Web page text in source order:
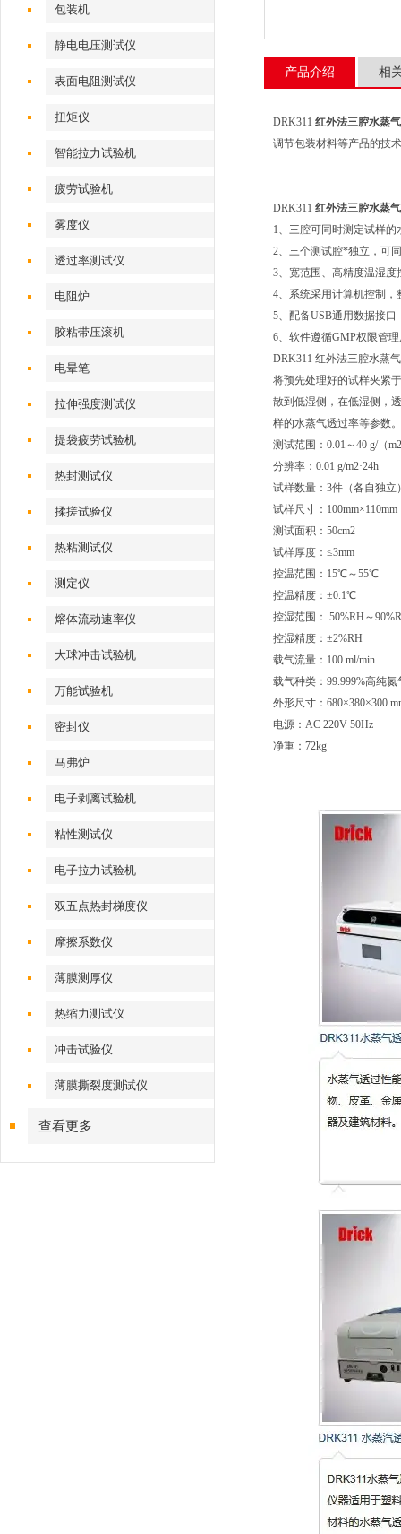
包装机
静电电压测试仪
表面电阻测试仪
扭矩仪
智能拉力试验机
疲劳试验机
雾度仪
透过率测试仪
电阻炉
胶粘带压滚机
电晕笔
拉伸强度测试仪
提袋疲劳试验机
热封测试仪
揉搓试验仪
热粘测试仪
测定仪
熔体流动速率仪
大球冲击试验机
万能试验机
密封仪
马弗炉
电子剥离试验机
粘性测试仪
电子拉力试验机
双五点热封梯度仪
摩擦系数仪
薄膜测厚仪
热缩力测试仪
冲击试验仪
薄膜撕裂度测试仪
查看更多
产品介绍 相
DRK311 红外法三腔水蒸
调节包装材料等产品的技
DRK311 红外法三腔水蒸
1、三腔可同时测定试样的
2、三个测试腔*独立，可
3、宽范围、高精度温湿
4、系统采用计算机控制
5、配备USB通用数据接口
6、软件遵循GMP权限管
DRK311 红外法三腔水蒸
将预先处理好的试样夹紧
散到低湿侧，在低湿侧，
样的水蒸气透过率等参数
测试范围：0.01～40 g/（
分辨率：0.01 g/m2·24h
试样数量：3件（各自独立
试样尺寸：100mm×110mm
测试面积：50cm2
试样厚度：≤3mm
控温范围：15℃～55℃
控温精度：±0.1℃
控湿范围： 50%RH～
控湿精度：±2%RH
载气流量：100 ml/min
载气种类：99.999%高纯氮
外形尺寸：680×380×300
电源：AC 220V 50Hz
净重：72kg